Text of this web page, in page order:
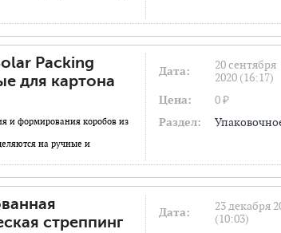
Packing
для картона
и формирования коробов из
на ручные и
Дата:
20 сентября
2020 (16:17)
Цена:
0 ₽
Раздел:
стреппинг
Дата:
23 декабря
(10:03)